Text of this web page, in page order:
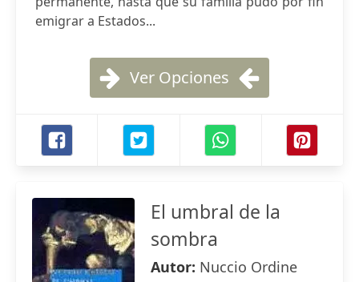
emigrar a Estados...
Ver Opciones
El umbral de la
sombra
Autor: Nuccio Ordine